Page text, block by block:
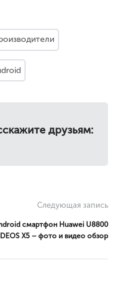
друзьям:
Следующая запись
смартфон Huawei U8800
IDEOS X5 – фото и видео обзор